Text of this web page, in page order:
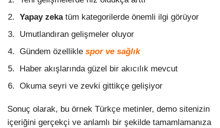
Yapay zekatüm kategorilerde önemli ilgi görüyor
Umutlandıran gelişmeler oluyor
Gündem özellikle spor ve sağlık
Haber akışlarında güzel bir akıcılık mevcut
Okuma seyri ve zevki gittikçe gelişiyor
Sonuç olarak, bu örnek Türkçe metinler, demo sitenizin
içeriğini gerçekçi ve anlamlı bir şekilde tamamlamanıza